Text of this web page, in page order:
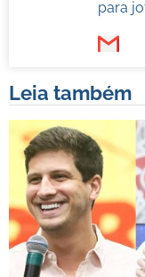
para
Leia também